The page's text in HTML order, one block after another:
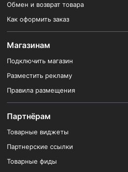
Обмен и возврат товара
Как оформить заказ
Магазинам
Подключить магазин
Разместить рекламу
Правила размещения
Партнёрам
Товарные виджеты
Партнерские ссылки
Товарные фиды